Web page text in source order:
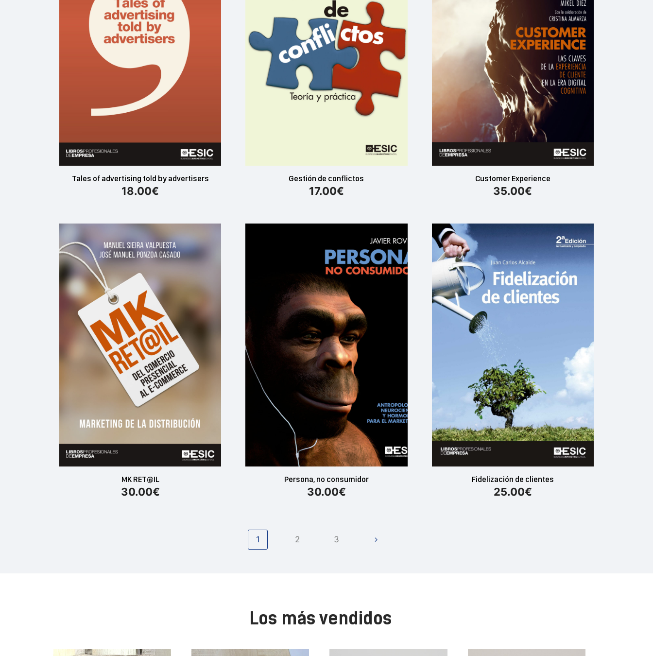
Tales of advertising told by advertisers
18.00€
Gestión de conflictos
17.00€
Customer Experience
35.00€
MK RET@IL
30.00€
Persona, no consumidor
30.00€
Fidelización de clientes
25.00€
1 2 3
Los más vendidos